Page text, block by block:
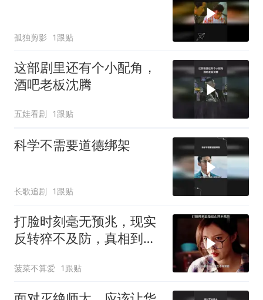
孤独剪影 1跟贴
这部剧里还有个小配角，
酒吧老板沈腾
五娃看剧 1跟贴
科学不需要道德绑架
长歌追剧 1跟贴
打脸时刻毫无预兆，现实
反转猝不及防，真相到来
菠菜不算爱 1跟贴